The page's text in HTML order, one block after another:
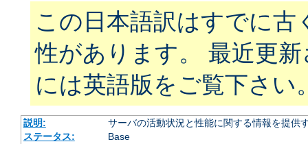
この日本語訳はすでに古
性があります。 最近更
には英語版をご覧下さい
説明:
サーバの活動状況と性能に関する情報を提供
ステータス:
Base